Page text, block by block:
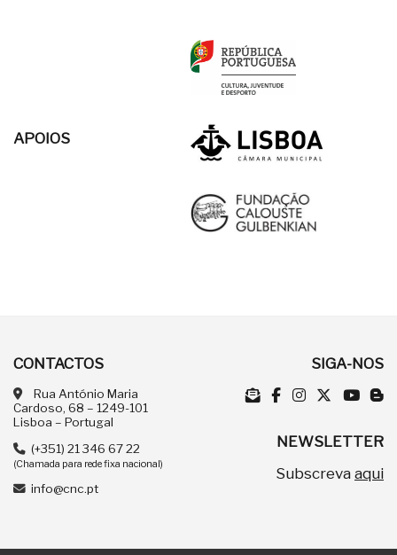
APOIOS
CONTACTOS
Rua António Maria
Cardoso, 68 – 1249-101
Lisboa – Portugal
(+351) 21 346 67 22
(Chamada para rede fixa nacional)
info@cnc.pt
SIGA-NOS
NEWSLETTER
Subscreva aqui